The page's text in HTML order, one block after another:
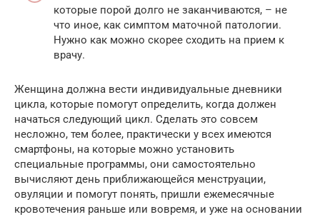
которые порой долго не заканчиваются, – не
что иное, как симптом маточной патологии.
Нужно как можно скорее сходить на прием к
врачу.
Женщина должна вести индивидуальные дневники
цикла, которые помогут определить, когда должен
начаться следующий цикл. Сделать это совсем
несложно, тем более, практически у всех имеются
смартфоны, на которые можно установить
специальные программы, они самостоятельно
вычисляют день приближающейся менструации,
овуляции и помогут понять, пришли ежемесячные
кровотечения раньше или вовремя, и уже на основании